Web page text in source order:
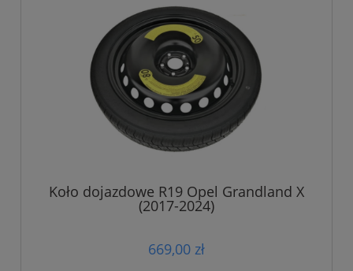
Koło dojazdowe R19 Opel Grandland X
(2017-2024)
669,00 zł